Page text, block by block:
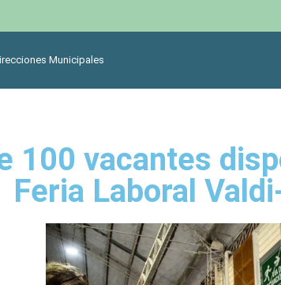
Municipales
100 vacantes
Feria Laboral